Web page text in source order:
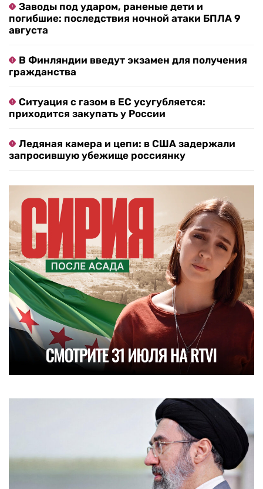
Заводы под ударом, раненые дети и
погибшие: последствия ночной атаки БПЛА 9
августа
В Финляндии введут экзамен для получения
гражданства
Ситуация с газом в ЕС усугубляется:
приходится закупать у России
Ледяная камера и цепи: в США задержали
запросившую убежище россиянку